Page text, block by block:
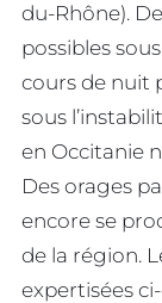
du-Rhône).
possibles
cours de nuit
sous
en Occitanie
Des orages
encore se
de la région.
expertisées